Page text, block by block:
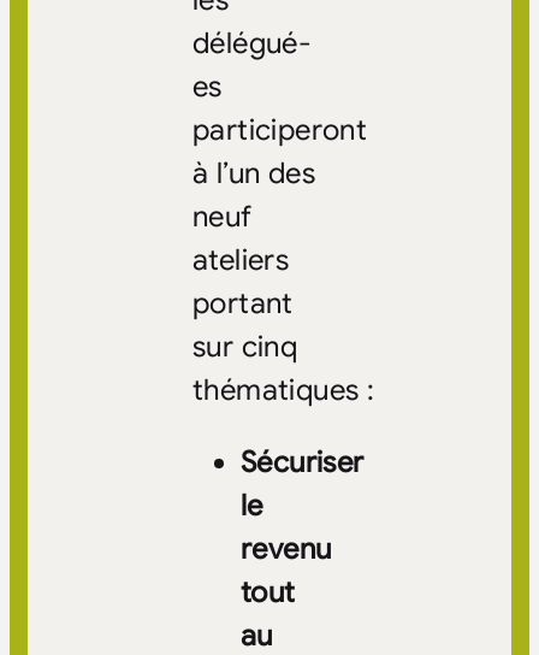
délégué-
es
participeront
à l’un des
neuf
ateliers
portant
sur cinq
thématiques :
Sécuriser
le
revenu
tout
au